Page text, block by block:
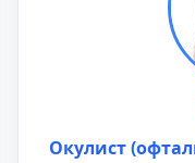
Окулист